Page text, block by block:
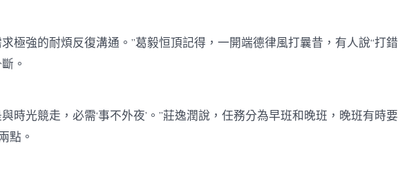
強的耐煩反復溝通。”葛毅恒頂記得，一開端德律風打曩昔，有人說“打錯
。
光競走，必需‘事不外夜’。”莊逸潤說，任務分為早班和晚班，晚班有時要
點。